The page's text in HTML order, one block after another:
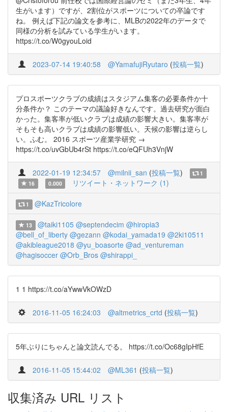
生がいます）ですが、2割位がスポーツについての卒論です
ね。 例えば下記の論文を参考に、MLBの2022年のデータで
同様の分析を試みている学生がいます。
https://t.co/W0gyouLoid
2023-07-14 19:40:58 @YamafujiRyutaro (投稿一覧)
プロスポーツクラブの成績はスタジアム集客の必要条件か十
分条件か？ このテーマの議論好きなんです。過去研究が面白
かった。集客率が低いクラブは成績の影響大きい。集客率が
そもそも高いクラブは成績の影響低い。天候の影響は逆らし
い。ふむ。 2016 スポーツ産業学研究 →
https://t.co/uvGbUb4rSt https://t.co/eQFUh3VnjW
2022-01-19 12:34:57 @milnii_san (投稿一覧)
1
16
0.000 リツイート・ネットワーク (1)
1 @KazTricolore
13 @taiki1105 @septendecim @hiropia3
@bell_of_liberty @gezann @kodai_yamada19 @2ki10511
@akibleague2018 @yu_boasorte @ad_ventureman
@hagisoccer @Orb_Bros @shirappi_
1 1 https://t.co/aYwwVkOWzD
2016-11-05 16:24:03 @altmetrics_crtd (投稿一覧)
5年ぶりにちゃんと論文読んでる。 https://t.co/Oc68gIpHfE
2016-11-05 15:44:02 @ML361 (投稿一覧)
収集済み URL リスト